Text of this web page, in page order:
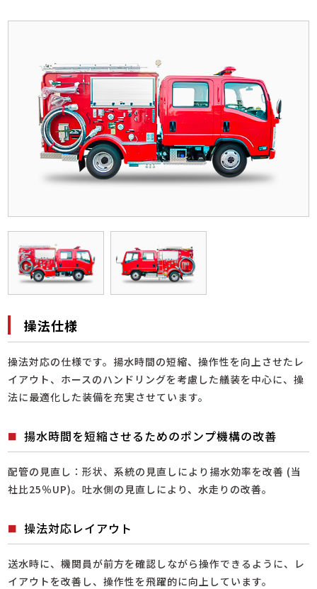
操法仕様
操法対応の仕様です。揚水時間の短縮、操作性を向上させたレ
イアウト、ホースのハンドリングを考慮した艤装を中心に、操
法に最適化した装備を充実させています。
揚水時間を短縮させるためのポンプ機構の改善
配管の見直し：形状、系統の見直しにより揚水効率を改善 (当
社比25％UP)。吐水側の見直しにより、水走りの改善。
操法対応レイアウト
送水時に、機関員が前方を確認しながら操作できるように、レ
イアウトを改善し、操作性を飛躍的に向上しています。